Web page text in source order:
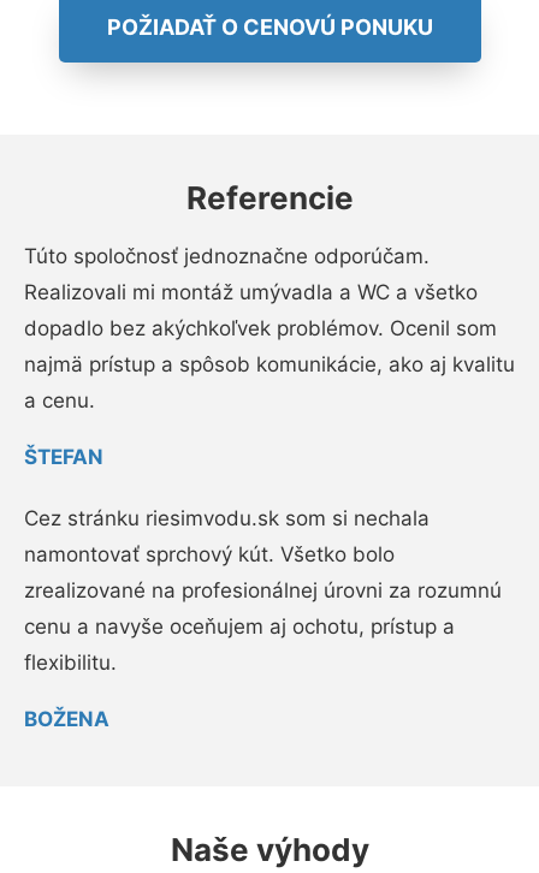
POŽIADAŤ O CENOVÚ PONUKU
Referencie
Túto spoločnosť jednoznačne odporúčam.
Realizovali mi montáž umývadla a WC a všetko
dopadlo bez akýchkoľvek problémov. Ocenil som
najmä prístup a spôsob komunikácie, ako aj kvalitu
a cenu.
ŠTEFAN
Cez stránku riesimvodu.sk som si nechala
namontovať sprchový kút. Všetko bolo
zrealizované na profesionálnej úrovni za rozumnú
cenu a navyše oceňujem aj ochotu, prístup a
flexibilitu.
BOŽENA
Naše výhody